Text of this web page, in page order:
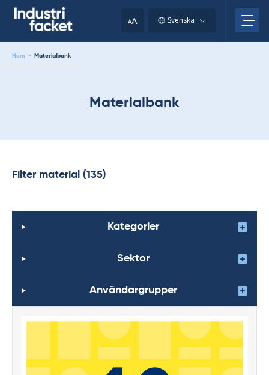
AA Svenska
Hem - Materialbank
Materialbank
Filter material (135)
Kategorier
Sektor
Användargrupper